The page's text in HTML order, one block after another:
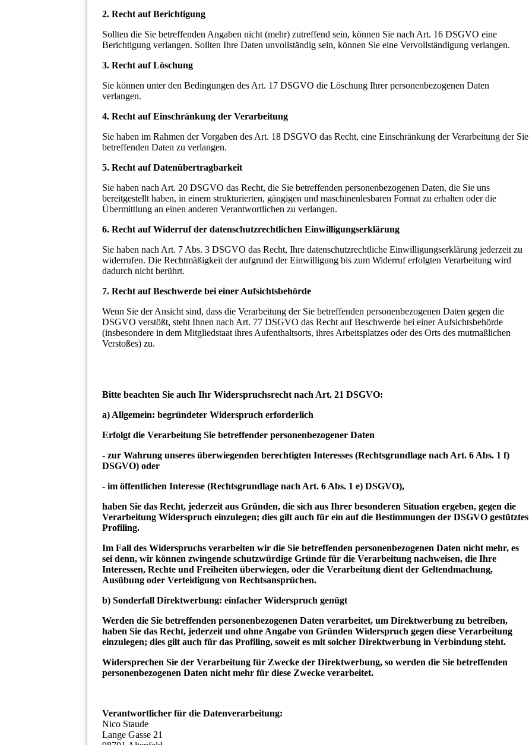
2. Recht auf Berichtigung
Sollten die Sie betreffenden Angaben nicht (mehr) zutreffend sein, können Sie nach Art. 16 DSGVO eine
Berichtigung verlangen. Sollten Ihre Daten unvollständig sein, können Sie eine Vervollständigung verlangen.
3. Recht auf Löschung
Sie können unter den Bedingungen des Art. 17 DSGVO die Löschung Ihrer personenbezogenen Daten
verlangen.
4. Recht auf Einschränkung der Verarbeitung
Sie haben im Rahmen der Vorgaben des Art. 18 DSGVO das Recht, eine Einschränkung der Verarbeitung der Sie
betreffenden Daten zu verlangen.
5. Recht auf Datenübertragbarkeit
Sie haben nach Art. 20 DSGVO das Recht, die Sie betreffenden personenbezogenen Daten, die Sie uns
bereitgestellt haben, in einem strukturierten, gängigen und maschinenlesbaren Format zu erhalten oder die
Übermittlung an einen anderen Verantwortlichen zu verlangen.
6. Recht auf Widerruf der datenschutzrechtlichen Einwilligungserklärung
Sie haben nach Art. 7 Abs. 3 DSGVO das Recht, Ihre datenschutzrechtliche Einwilligungserklärung jederzeit zu
widerrufen. Die Rechtmäßigkeit der aufgrund der Einwilligung bis zum Widerruf erfolgten Verarbeitung wird
dadurch nicht berührt.
7. Recht auf Beschwerde bei einer Aufsichtsbehörde
Wenn Sie der Ansicht sind, dass die Verarbeitung der Sie betreffenden personenbezogenen Daten gegen die
DSGVO verstößt, steht Ihnen nach Art. 77 DSGVO das Recht auf Beschwerde bei einer Aufsichtsbehörde
(insbesondere in dem Mitgliedstaat ihres Aufenthaltsorts, ihres Arbeitsplatzes oder des Orts des mutmaßlichen
Verstoßes) zu.
Bitte beachten Sie auch Ihr Widerspruchsrecht nach Art. 21 DSGVO:
a) Allgemein: begründeter Widerspruch erforderlich
Erfolgt die Verarbeitung Sie betreffender personenbezogener Daten
- zur Wahrung unseres überwiegenden berechtigten Interesses (Rechtsgrundlage nach Art. 6 Abs. 1 f)
DSGVO) oder
- im öffentlichen Interesse (Rechtsgrundlage nach Art. 6 Abs. 1 e) DSGVO),
haben Sie das Recht, jederzeit aus Gründen, die sich aus Ihrer besonderen Situation ergeben, gegen die
Verarbeitung Widerspruch einzulegen; dies gilt auch für ein auf die Bestimmungen der DSGVO gestütztes
Profiling.
Im Fall des Widerspruchs verarbeiten wir die Sie betreffenden personenbezogenen Daten nicht mehr, es
sei denn, wir können zwingende schutzwürdige Gründe für die Verarbeitung nachweisen, die Ihre
Interessen, Rechte und Freiheiten überwiegen, oder die Verarbeitung dient der Geltendmachung,
Ausübung oder Verteidigung von Rechtsansprüchen.
b) Sonderfall Direktwerbung: einfacher Widerspruch genügt
Werden die Sie betreffenden personenbezogenen Daten verarbeitet, um Direktwerbung zu betreiben,
haben Sie das Recht, jederzeit und ohne Angabe von Gründen Widerspruch gegen diese Verarbeitung
einzulegen; dies gilt auch für das Profiling, soweit es mit solcher Direktwerbung in Verbindung steht.
Widersprechen Sie der Verarbeitung für Zwecke der Direktwerbung, so werden die Sie betreffenden
personenbezogenen Daten nicht mehr für diese Zwecke verarbeitet.
Verantwortlicher für die Datenverarbeitung:
Nico Staude
Lange Gasse 21